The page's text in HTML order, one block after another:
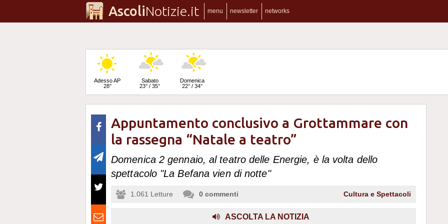
AscoliNotizie.it menu newsletter networks
Adesso AP
28°
Sabato
23° / 35°
Domenica
22° / 34°
Lunedì
21° / 36°
Appuntamento conclusivo a Grottammare con
la rassegna “Natale a teatro”
Domenica 2 gennaio, al teatro delle Energie, è la volta dello
spettacolo "La Befana vien di notte"
1.061 Letture 0 commenti Cultura e Spettacoli
ASCOLTA LA NOTIZIA